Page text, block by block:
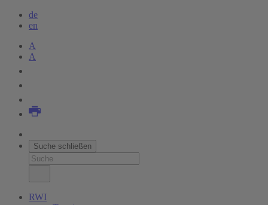
de
en
A
A
Suche schließen
RWI